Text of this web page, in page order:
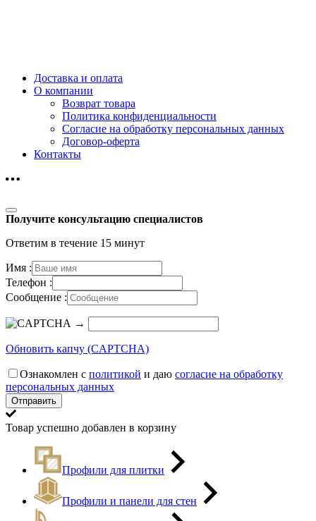
Доставка и оплата
О компании
Возврат товара
Политика конфиденциальности
Согласие на обработку персональных данных
Договор-оферта
Контакты
Получите консультацию специалистов
Ответим в течение 15 минут
Имя :
Телефон :
Сообщение :
→
Обновить капчу (CAPTCHA)
Ознакомлен с политикой и даю согласие на обработку
персональных данных
Товар успешно добавлен в корзину
Профили для плитки
Профили и панели для стен